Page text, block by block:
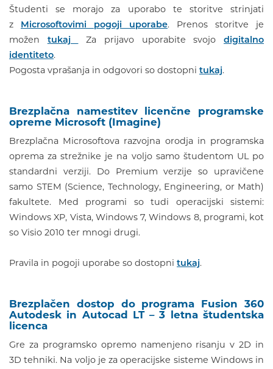
Študenti se morajo za uporabo te storitve strinjati
z Microsoftovimi pogoji uporabe. Prenos storitve je
možen tukaj Za prijavo uporabite svojodigitalno
identiteto.
Pogosta vprašanja in odgovori so dostopni tukaj.
Brezplačna namestitev licenčne programske
opreme Microsoft (Imagine)
Brezplačna Microsoftova razvojna orodja in programska
oprema za strežnike je na voljo samo študentom UL po
standardni verziji. Do Premium verzije so upravičene
samo STEM (Science, Technology, Engineering, or Math)
fakultete. Med programi so tudi operacijski sistemi:
Windows XP, Vista, Windows 7, Windows 8, programi, kot
so Visio 2010 ter mnogi drugi.
Pravila in pogoji uporabe so dostopni tukaj.
Brezplačen dostop do programa Fusion 360
Autodesk in Autocad LT – 3 letna študentska
licenca
Gre za programsko opremo namenjeno risanju v 2D in
3D tehniki. Na voljo je za operacijske sisteme Windows in